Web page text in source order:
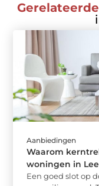
Aanbiedingen
Waarom
woningen in
Een goed slot op